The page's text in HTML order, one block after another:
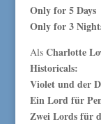
Only for 5 Days
Only for 3
AlsCharlotte
Historicals:
Violet und der
Ein Lord für
Zwei Lords für